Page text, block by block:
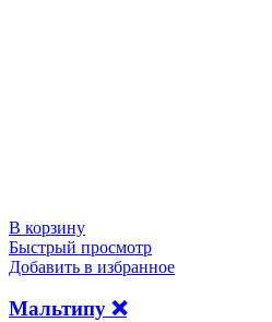
В корзину
Быстрый просмотр
Добавить в избранное
Мальтипу ❌